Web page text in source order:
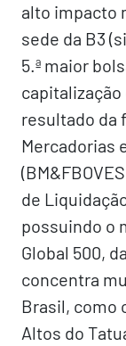
alto impacto
sede da B3
5.ª maior
capitalização
resultado da
Mercadorias
de
possuindo o
Global 500,
concentra
Brasil, como
Altos do